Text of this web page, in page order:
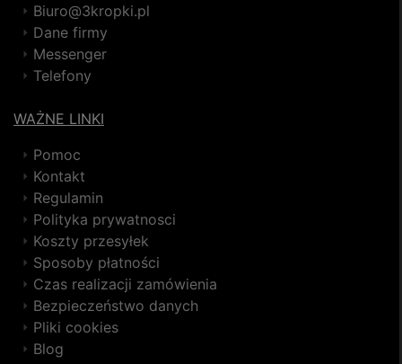
Biuro@3kropki.pl
Dane firmy
Messenger
Telefony
WAŻNE LINKI
Pomoc
Kontakt
Regulamin
Polityka prywatnosci
Koszty przesyłek
Sposoby płatności
Czas realizacji zamówienia
Bezpieczeństwo danych
Pliki cookies
Blog